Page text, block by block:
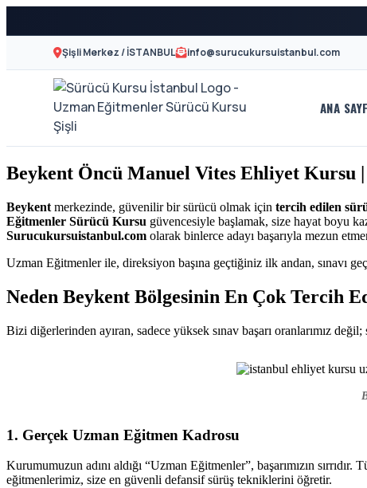
Şişli Merkez / İSTANBUL info@surucukursuistanbul.com
Sürücü
Kursu
İstanbul
-
Şişli
En
Kursu
A2
Motor
Ehliyeti
ve
Özel
Direksiyon
Dersi
ANA
Beykent Öncü Manuel Vites Ehliyet Kursu
Beykent merkezinde, güvenilir bir sürücü olmak için tercih edilen
Eğitmenler Sürücü Kursu güvencesiyle başlamak, size hayat boyu
Surucukursuistanbul.com olarak binlerce adayı başarıyla mezun
Uzman Eğitmenler ile, direksiyon başına geçtiğiniz ilk andan, sınavı
Neden Beykent Bölgesinin En Çok Tercih
Bizi diğerlerinden ayıran, sadece yüksek sınav başarı oranlarımız
1. Gerçek Uzman Eğitmen Kadrosu
Kurumumuzun adını aldığı “Uzman Eğitmenler”, başarımızın
eğitmenlerimiz, size en güvenli defansif sürüş tekniklerini öğretir.